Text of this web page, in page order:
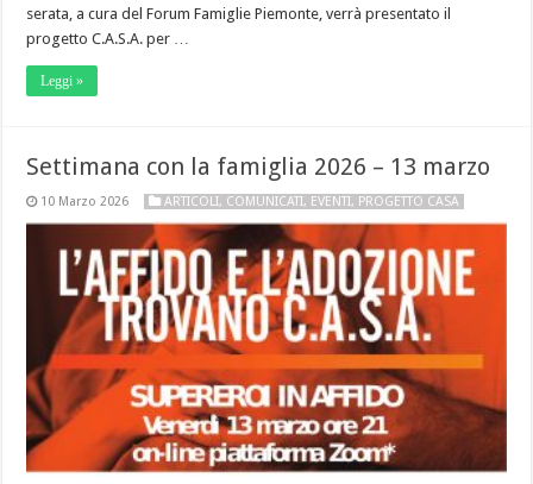
serata, a cura del Forum Famiglie Piemonte, verrà presentato il
progetto C.A.S.A. per …
Leggi »
Settimana con la famiglia 2026 – 13 marzo
10 Marzo 2026 ARTICOLI, COMUNICATI, EVENTI, PROGETTO CASA